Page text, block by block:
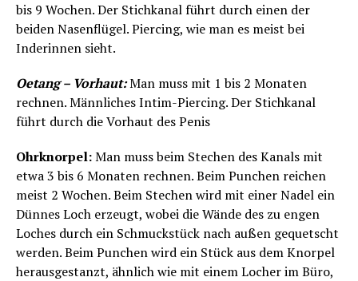
bis 9 Wochen. Der Stichkanal führt durch einen der
beiden Nasenflügel. Piercing, wie man es meist bei
Inderinnen sieht.
Oetang – Vorhaut:Man muss mit 1 bis 2 Monaten
rechnen. Männliches Intim-Piercing. Der Stichkanal
führt durch die Vorhaut des Penis
Ohrknorpel:Man muss beim Stechen des Kanals mit
etwa 3 bis 6 Monaten rechnen. Beim Punchen reichen
meist 2 Wochen. Beim Stechen wird mit einer Nadel ein
Dünnes Loch erzeugt, wobei die Wände des zu engen
Loches durch ein Schmuckstück nach außen gequetscht
werden. Beim Punchen wird ein Stück aus dem Knorpel
herausgestanzt, ähnlich wie mit einem Locher im Büro,